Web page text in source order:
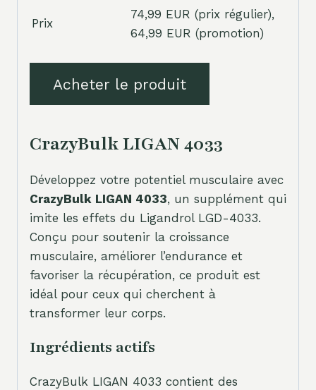
Prix
74,99 EUR (prix régulier),
64,99 EUR (promotion)
Acheter le produit
CrazyBulk LIGAN 4033
Développez votre potentiel musculaire avec
CrazyBulk LIGAN 4033, un supplément qui
imite les effets du Ligandrol LGD-4033.
Conçu pour soutenir la croissance
musculaire, améliorer l’endurance et
favoriser la récupération, ce produit est
idéal pour ceux qui cherchent à
transformer leur corps.
Ingrédients actifs
CrazyBulk LIGAN 4033 contient des